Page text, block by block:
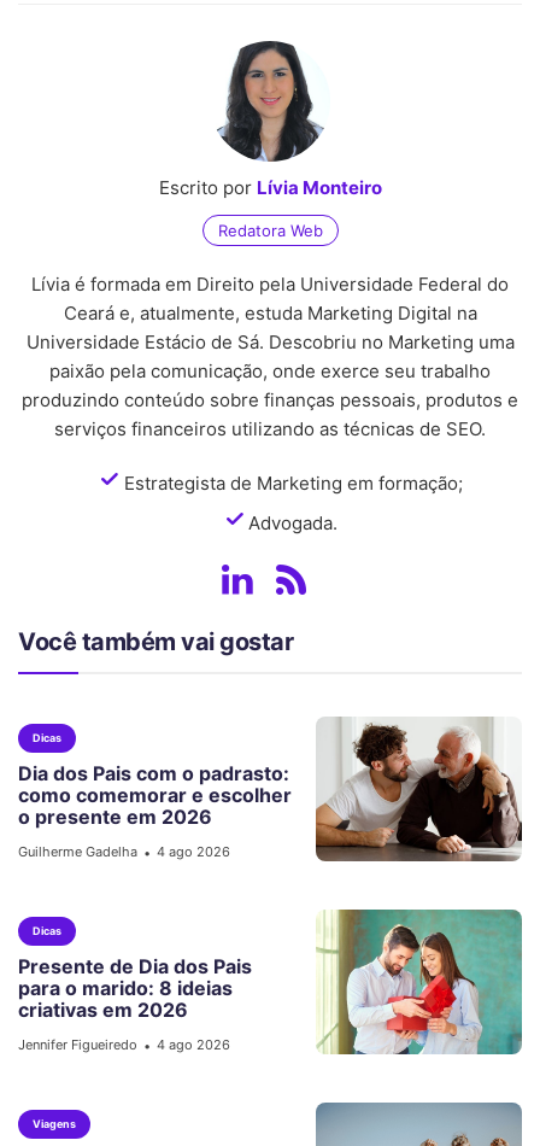
Escrito por Lívia Monteiro
Redatora Web
Lívia é formada em Direito pela Universidade Federal do
Ceará e, atualmente, estuda Marketing Digital na
Universidade Estácio de Sá. Descobriu no Marketing uma
paixão pela comunicação, onde exerce seu trabalho
produzindo conteúdo sobre finanças pessoais, produtos e
serviços financeiros utilizando as técnicas de SEO.
Estrategista de Marketing em formação;
Advogada.
Você também vai gostar
Dicas
Dia dos Pais com o padrasto:
como comemorar e escolher
o presente em 2026
Guilherme Gadelha • 4 ago 2026
Dicas
Presente de Dia dos Pais
para o marido: 8 ideias
criativas em 2026
Jennifer Figueiredo • 4 ago 2026
Viagens